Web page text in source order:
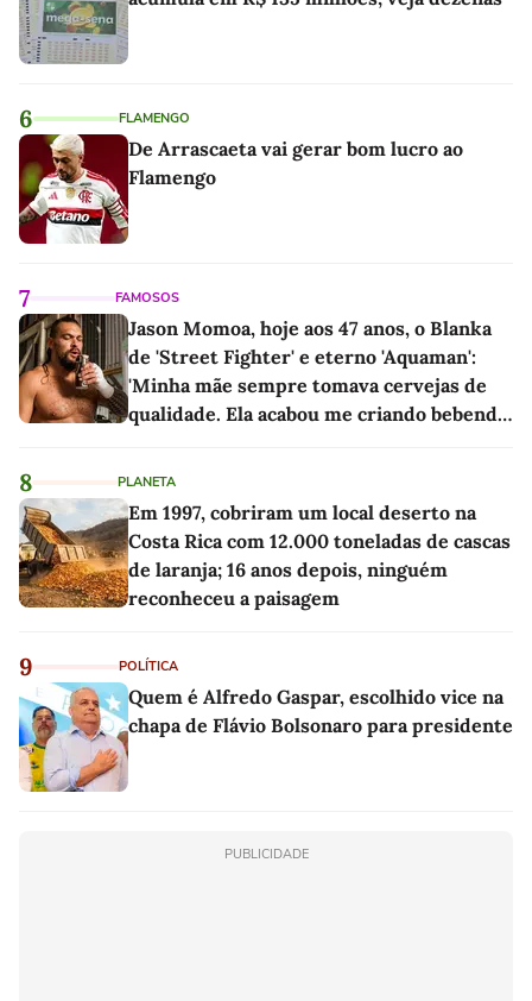
6 FLAMENGO
De Arrascaeta vai gerar bom lucro ao
Flamengo
7 FAMOSOS
Jason Momoa, hoje aos 47 anos, o Blanka
de 'Street Fighter' e eterno 'Aquaman':
'Minha mãe sempre tomava cervejas de
qualidade. Ela acabou me criando bebendo
8 PLANETA
Em 1997, cobriram um local deserto na
Costa Rica com 12.000 toneladas de cascas
de laranja; 16 anos depois, ninguém
reconheceu a paisagem
9 POLÍTICA
Quem é Alfredo Gaspar, escolhido vice na
chapa de Flávio Bolsonaro para presidente
PUBLICIDADE